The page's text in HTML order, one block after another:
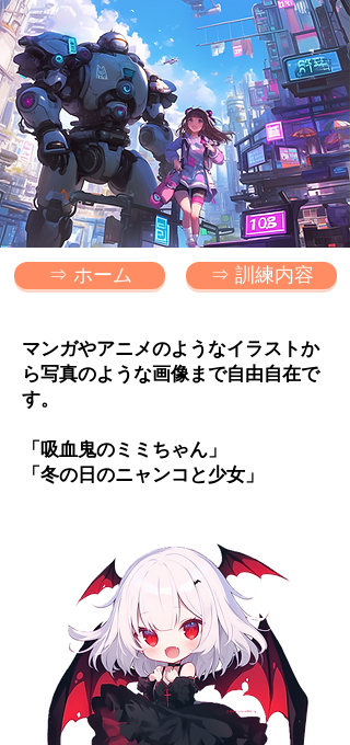
⇒ ホーム ⇒ 訓練内容
マンガやアニメのようなイラストか
ら写真のような画像まで自由自在で
す。
「吸血鬼のミミちゃん」
​「冬の日のニャンコと少女」